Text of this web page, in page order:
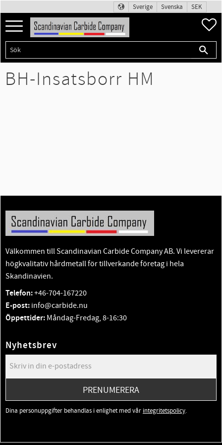
Meny
Sverige Svenska SEK
BH-Insatsborr HM
Välkommen till Scandinavian Carbide Company AB. Vi levererar
högkvalitativ hårdmetall för tillverkande företag i hela
Skandinavien.
Telefon:+46-704-167220
E-post: info@carbide.nu
Öppettider: Måndag-Fredag, 8-16:30
Nyhetsbrev
PRENUMERERA
Dina personuppgifter behandlas i enlighet med vår integritetspolicy.